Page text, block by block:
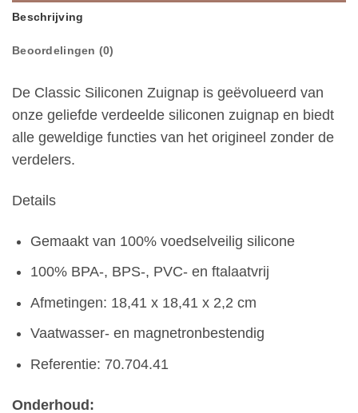
Beschrijving
Beoordelingen (0)
De Classic Siliconen Zuignap is geëvolueerd van
onze geliefde verdeelde siliconen zuignap en biedt
alle geweldige functies van het origineel zonder de
verdelers.
Details
Gemaakt van 100% voedselveilig silicone
100% BPA-, BPS-, PVC- en ftalaatvrij
Afmetingen: 18,41 x 18,41 x 2,2 cm
Vaatwasser- en magnetronbestendig
Referentie: 70.704.41
Onderhoud: